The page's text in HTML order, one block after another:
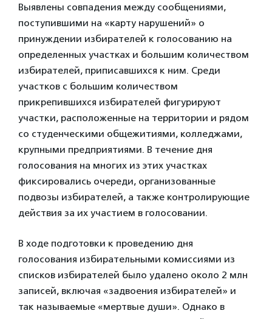
Выявлены совпадения между сообщениями,
поступившими на «карту нарушений» о
принуждении избирателей к голосованию на
определенных участках и большим количеством
избирателей, приписавшихся к ним. Среди
участков с большим количеством
прикрепившихся избирателей фигурируют
участки, расположенные на территории и рядом
со студенческими общежитиями, колледжами,
крупными предприятиями. В течение дня
голосования на многих из этих участках
фиксировались очереди, организованные
подвозы избирателей, а также контролирующие
действия за их участием в голосовании.
В ходе подготовки к проведению дня
голосования избирательными комиссиями из
списков избирателей было удалено около 2 млн
записей, включая «задвоения избирателей» и
так называемые «мертвые души». Однако в